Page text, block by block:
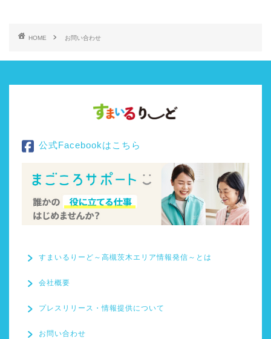
HOME お問い合わせ
公式Facebookはこちら
すまいるりーど～高槻茨木エリア情報発信～とは
会社概要
プレスリリース・情報提供について
お問い合わせ